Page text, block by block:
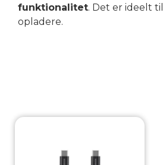
funktionalitet. Det er ideelt
opladere.